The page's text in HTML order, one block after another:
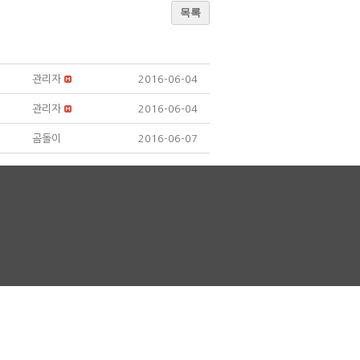
목록
관리자 2016-06-04
관리자 2016-06-04
곰돌이 2016-06-07